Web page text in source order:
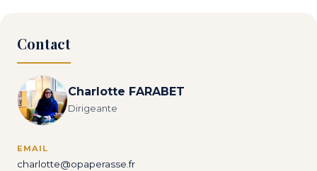
Contact
Charlotte FARABET
Dirigeante
EMAIL
charlotte@opaperasse.fr